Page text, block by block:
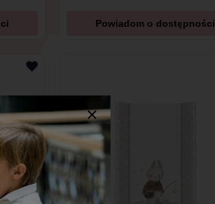
Powiadom o dostępności